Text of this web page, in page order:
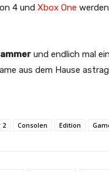
4 und Xbox One
und endlich mal
aus dem Hause
2 Consolen Edition